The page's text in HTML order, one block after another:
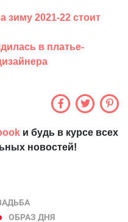
зиму 2021-22 стоит
в платье-
и будь в курсе всех
новостей!
ОБРАЗ ДНЯ